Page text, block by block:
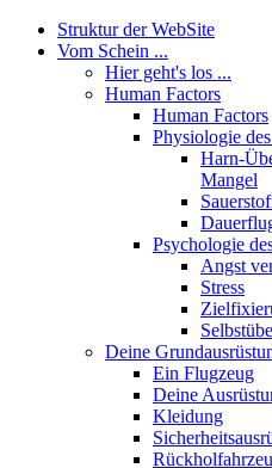
Struktur der WebSite
Vom Schein ...
Hier geht's los ...
Human Factors
Human Factors
Physiologie
Harn-
Mangel
Psychologie
Angst
Stress
Deine
Ein Flugzeug
Deine
Kleidung